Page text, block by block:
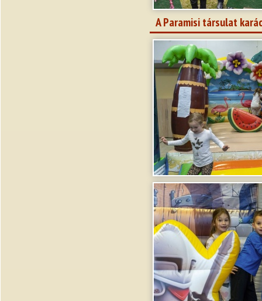
A Paramisi társulat